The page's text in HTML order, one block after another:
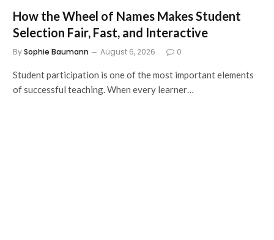
How the Wheel of Names Makes Student
Selection Fair, Fast, and Interactive
BySophie Baumann August 6, 2026 0
Student participation is one of the most important elements
of successful teaching. When every learner…